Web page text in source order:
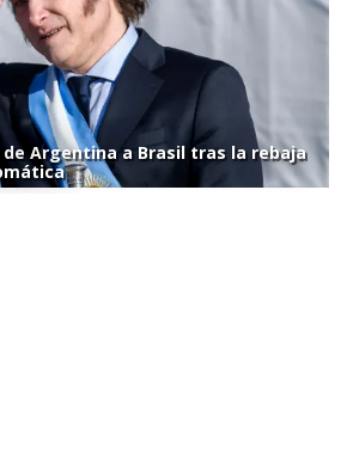
Argentina a Brasil tras la rebaja